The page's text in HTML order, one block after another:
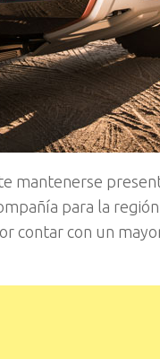
mantenerse
para la
contar con un